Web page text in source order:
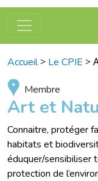
Accueil> Le CPIE >
Membre
Art et
Connaitre, protéger
habitats et
éduquer/sensibiliser
protection de